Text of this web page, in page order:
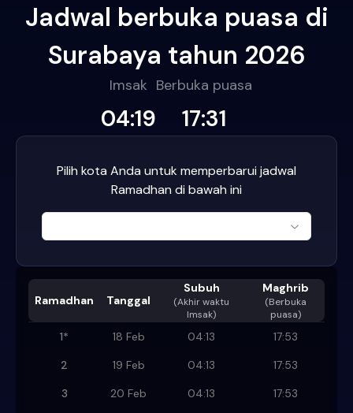
Jadwal berbuka puasa di
Surabaya tahun 2026
Imsak
04:19
Berbuka puasa
17:31
Pilih kota Anda untuk memperbarui jadwal
Ramadhan di bawah ini
Ramadhan Tanggal
Subuh
(Akhir waktu
Imsak)
Maghrib
(Berbuka
puasa)
1* 18 Feb 04:13
17:53
2
19 Feb 04:13
17:53
3
20 Feb 04:13
17:53